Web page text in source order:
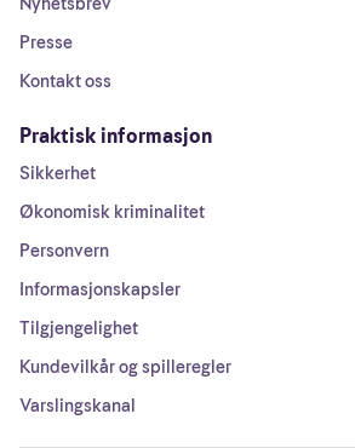
Presse
Kontakt oss
Praktisk informasjon
Sikkerhet
Økonomisk kriminalitet
Personvern
Informasjonskapsler
Tilgjengelighet
Kundevilkår og spilleregler
Varslingskanal